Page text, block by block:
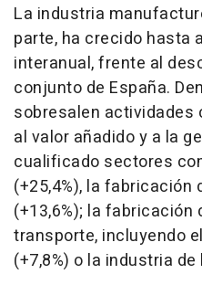
La industria
parte, ha crecido hasta
interanual, frente al
conjunto de España.
sobresalen actividades
al valor añadido y a la
cualificado sectores
(+25,4%), la
(+13,6%); la fabricación
transporte, incluyendo
(+7,8%) o la industria